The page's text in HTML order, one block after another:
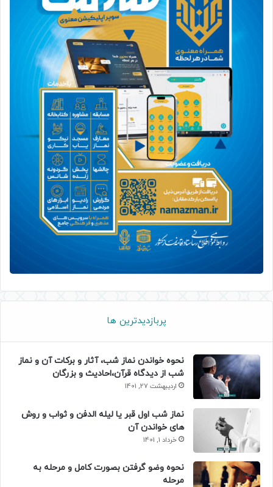
پربازدیدترین ها
نحوه خواندن نماز شب، آثار و برکات آن و نماز
شب از دیدگاه قرآن،احادیث و بزرگان
اردیبهشت 27, 1401
نماز شب اول قبر یا لیله الدفن و ثواب و روش
های خواندن آن
خرداد 1, 1401
نحوه وضو گرفتن بصورت کامل و مرحله به
مرحله